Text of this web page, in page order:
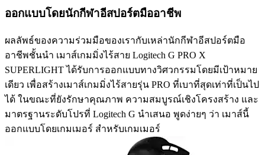
ออกแบบโดยนักกีฬาอีสปอร์ตมืออาชีพ
ผลลัพธ์ของความร่วมมือของเรากับเหล่านักกีฬาอีสปอร์ตมือ
อาชีพชั้นนำ เมาส์เกมมิ่งไร้สาย Logitech G PRO X
SUPERLIGHT ได้รับการออกแบบทางวิศวกรรมโดยมีเป้าหมาย
เดียว เพื่อสร้างเมาส์เกมมิ่งไร้สายรุ่น PRO ที่เบาที่สุดเท่าที่เป็นไป
ได้ ในขณะที่ยังรักษาคุณภาพ ความสมบูรณ์เชิงโครงสร้าง และ
มาตรฐานระดับโปรที่ Logitech G นำเสนอ พูดง่ายๆ ว่า เมาส์นี้
ออกแบบโดยเกมเมอร์ สำหรับเกมเมอร์